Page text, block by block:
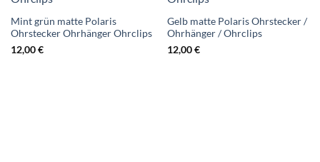
Mint grün matte Polaris
Ohrstecker Ohrhänger Ohrclips
12,00€
Gelb matte Polaris Ohrstecker /
Ohrhänger / Ohrclips
12,00€